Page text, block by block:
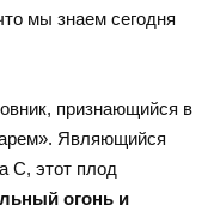
мы знаем сегодня
признающийся в
Являющийся
С, этот плод
огонь и